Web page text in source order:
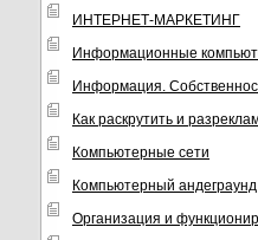
ИНТЕРНЕТ-МАРКЕТИНГ
Информационные
Информация.
Как раскрутить и
Компьютерные сети
Компьютерный андеграунд
Организация и